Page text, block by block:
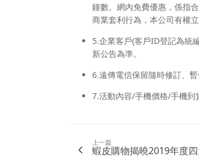
鐘數。網內免費優惠，係指
商業套利行為，本公司有權
5.企業客戶(客戶ID登記為統
新公告為準。
6.遠傳電信保留隨時修訂、
7.活動內容/手機價格/手機到
上一篇
蝦皮購物揭曉2019年度